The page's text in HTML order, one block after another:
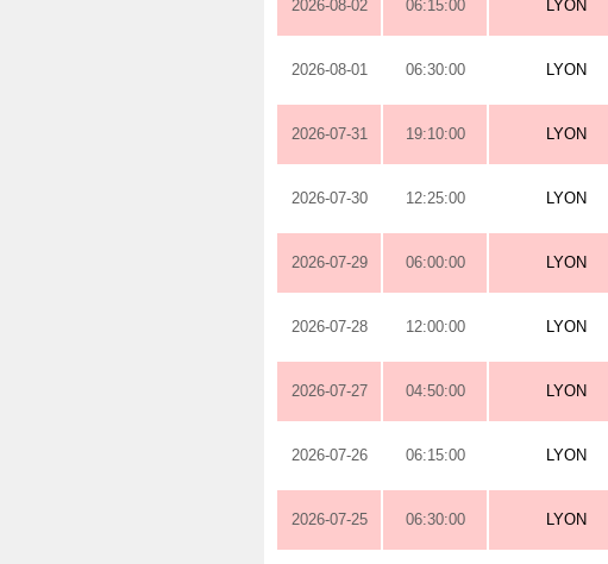
2026-08-02 06:15:00 LYON
2026-08-01 06:30:00 LYON
2026-07-31 19:10:00 LYON
2026-07-30 12:25:00 LYON
2026-07-29 06:00:00 LYON
2026-07-28 12:00:00 LYON
2026-07-27 04:50:00 LYON
2026-07-26 06:15:00 LYON
2026-07-25 06:30:00 LYON